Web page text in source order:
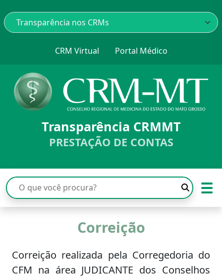
CRM Virtual Portal Médico
Transparência CRMMT
PRESTAÇÃO DE CONTAS
☰
Correição
Correição realizada pela Corregedoria do
CFM na área JUDICANTE dos Conselhos